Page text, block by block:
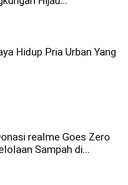
Hidup Pria Urban Yang
realme Goes Zero
Sampah di...